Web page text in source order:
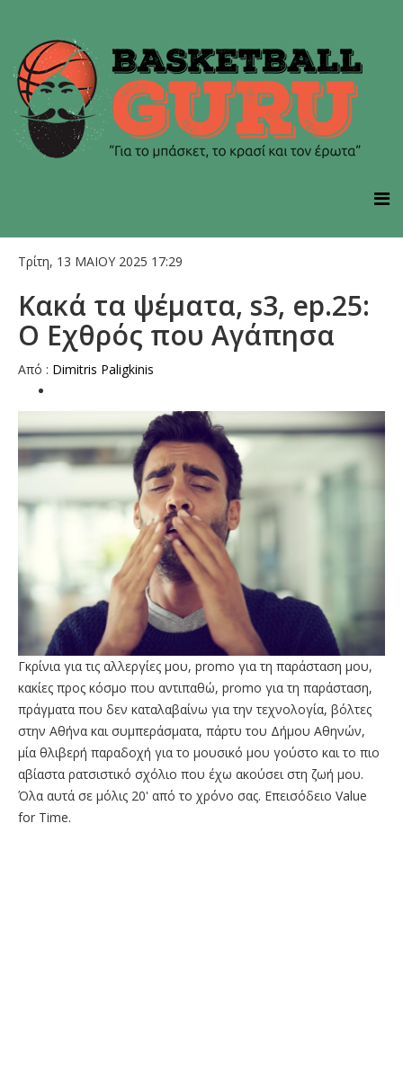
Τρίτη, 13 ΜΑΙΟΥ 2025 17:29
Κακά τα ψέματα, s3, ep.25:
Ο Εχθρός που Αγάπησα
Από : Dimitris Paligkinis
Γκρίνια για τις αλλεργίες μου, promo για τη παράσταση μου,
κακίες προς κόσμο που αντιπαθώ, promo για τη παράσταση,
πράγματα που δεν καταλαβαίνω για την τεχνολογία, βόλτες
στην Αθήνα και συμπεράσματα, πάρτυ του Δήμου Αθηνών,
μία θλιβερή παραδοχή για το μουσικό μου γούστο και το πιο
αβίαστα ρατσιστικό σχόλιο που έχω ακούσει στη ζωή μου.
Όλα αυτά σε μόλις 20' από το χρόνο σας. Επεισόδειο Value
for Time.